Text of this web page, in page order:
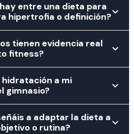
entre una dieta para
hipertrofia o definición?
tienen evidencia real
fitness?
a mi
gimnasio?
a adaptar la dieta a
o rutina?